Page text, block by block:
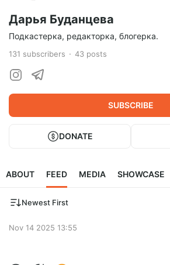
Дарья Буданцева
Подкастерка, редакторка, блогерка.
131 subscribers 43 posts
SUBSCRIBE
DONATE
ABOUT FEED MEDIA SHOWCASE
Newest First
Nov 14 2025 13:55